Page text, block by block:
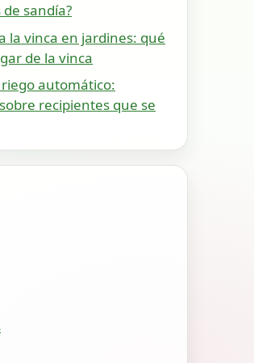
sandía?
la vinca en jardines: qué
de la vinca
automático:
recipientes que se